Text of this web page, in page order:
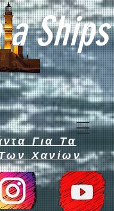
Ships
Για Τα
Χανίων